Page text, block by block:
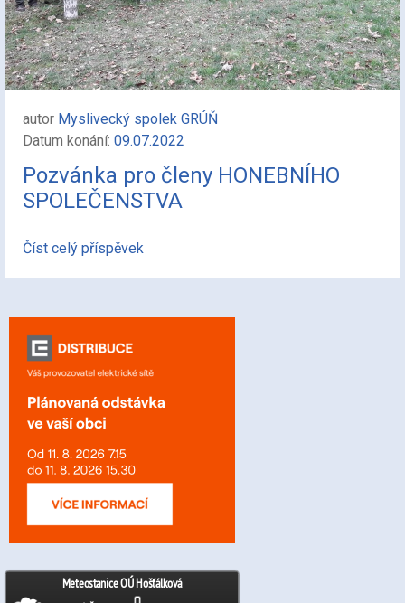
autor Myslivecký spolek GRÚŇ
Datum konání: 09.07.2022
Pozvánka pro členy HONEBNÍHO
SPOLEČENSTVA
Číst celý příspěvek